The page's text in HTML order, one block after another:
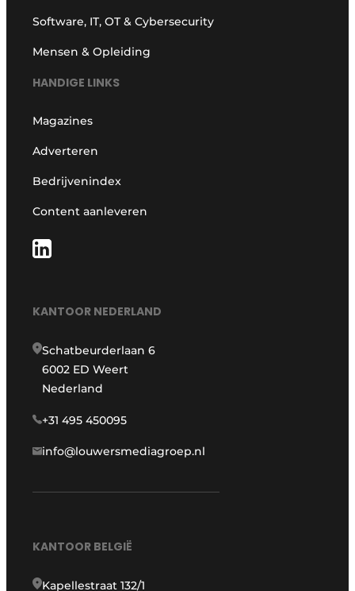
Software, IT, OT & Cybersecurity
Mensen & Opleiding
HANDIGE LINKS
Magazines
Adverteren
Bedrijvenindex
Content aanleveren
KANTOOR NEDERLAND
Schatbeurderlaan 6
6002 ED Weert
Nederland
+31 495 450095
info@louwersmediagroep.nl
KANTOOR BELGIË
Kapellestraat 132/1